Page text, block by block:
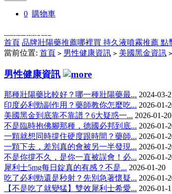
0 購物車
首頁 品牌壯陽藥推薦哪裡買 持久液噴霧推薦 點
當前位置: 首頁 > 男性健康資訊 > 美國黑金資訊 >
男性健康資訊
那種壯陽藥比較好？哪一種壯陽藥最... 2024-03-
印度必利勁副作用？藥師教你怎麼吃... 2026-01-
美國黑金到底靠不靠譜？6大疑惑一... 2026-01-20
不是臨時抱佛腳那種，德國必邦到底... 2026-01-
一顆就想同時撐住硬度跟時間？藥師... 2026-01-
一顆下去，差別真的會被另一半發現... 2026-01-
不是你撐不久，是你一直被誤會！必... 2026-01-
犀利士5mg每日錠真的有感？不是... 2026-01-20
吃了必利勁還是秒射？先別急著懷疑... 2026-01-
【不是吃了就變猛】雙效犀利士希愛... 2026-01-